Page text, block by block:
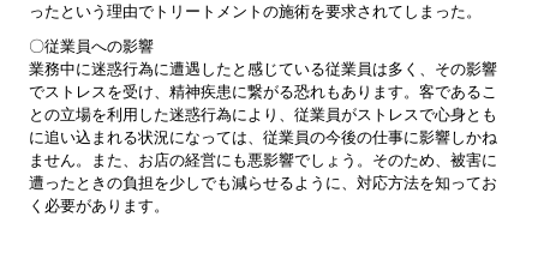
ったという理由でトリートメントの施術を要求されてしまった。
〇従業員への影響
業務中に迷惑行為に遭遇したと感じている従業員は多く、その影響
でストレスを受け、精神疾患に繋がる恐れもあります。客であるこ
との立場を利用した迷惑行為により、従業員がストレスで心身とも
に追い込まれる状況になっては、従業員の今後の仕事に影響しかね
ません。また、お店の経営にも悪影響でしょう。そのため、被害に
遭ったときの負担を少しでも減らせるように、対応方法を知ってお
く必要があります。